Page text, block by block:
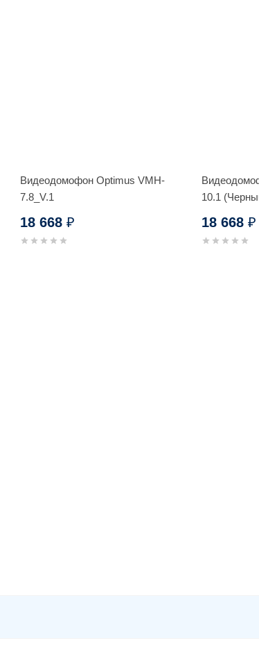
Видеодомофон Optimus VMH-
7.8_V.1
18 668 ₽
10.1
18 668₽